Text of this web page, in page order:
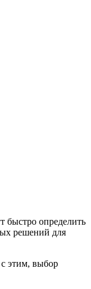
быстро определить
решений для
с этим, выбор